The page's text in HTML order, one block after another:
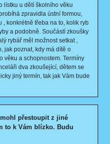
lístku u dětí školního věku
zpravidla ústní formou,
konkrétně třeba na to, kolik ryb
a podobně. Součástí zkoušky
rybář měl možnost setkat ,
jak poznat, kdy má dítě o
věku a schopnostem. Termíny
dva zkoušející, dětem se
jiný termín, tak jak Vám bude
přestoupit z jiné
to k Vám blízko. Budu